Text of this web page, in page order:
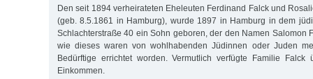
Den seit 1894 verheirateten Eheleuten Ferdinand Falck und
(geb. 8.5.1861 in Hamburg), wurde 1897 in Hamburg in dem
Schlachterstraße 40 ein Sohn geboren, der den Namen Salomon
wie dieses waren von wohlhabenden Jüdinnen oder Juden
Bedürftige errichtet worden. Vermutlich verfügte Familie
Einkommen.